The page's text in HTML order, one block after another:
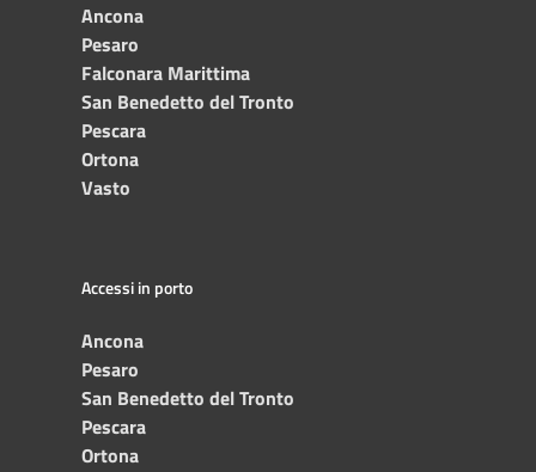
Ancona
Pesaro
Falconara Marittima
San Benedetto del Tronto
Pescara
Ortona
Vasto
Accessi in porto
Ancona
Pesaro
San Benedetto del Tronto
Pescara
Ortona